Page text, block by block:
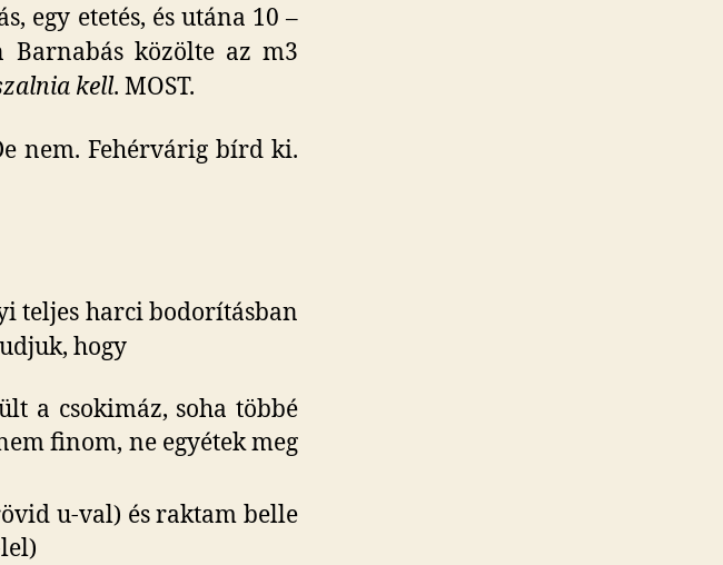
egy etetés, és utána 10 –
Barnabás közölte az m3
kell. MOST.
nem. Fehérvárig bírd ki.
teljes harci bodorításban
hogy
a csokimáz, soha többé
finom, ne egyétek meg
u-val) és raktam belle